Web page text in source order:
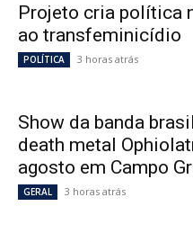
Projeto cria política
ao transfeminicídio
POLÍTICA 3 horas atrás
Show da banda
death metal
agosto em Campo
GERAL 3 horas atrás